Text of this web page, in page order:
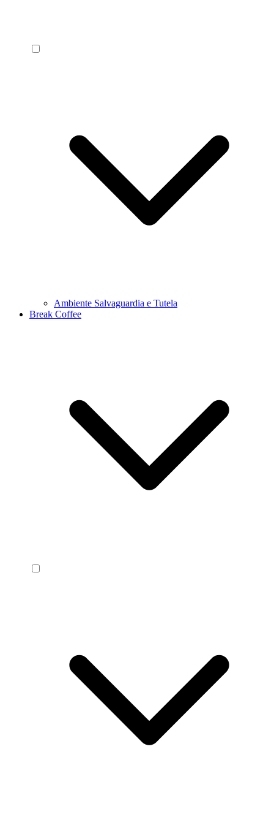
Ambiente Salvaguardia e Tutela
Break Coffee